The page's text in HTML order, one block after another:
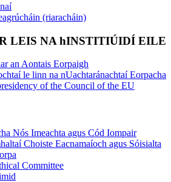
(riaracháin)
LEIS NA hINSTITIÚIDÍ EILE
an Aontais Eorpaigh
le linn na nUachtaránachtaí Eorpacha
of the Council of the EU
Nós Imeachta agus Cód Iompair
Choiste Eacnamaíoch agus Sóisialta
Committee